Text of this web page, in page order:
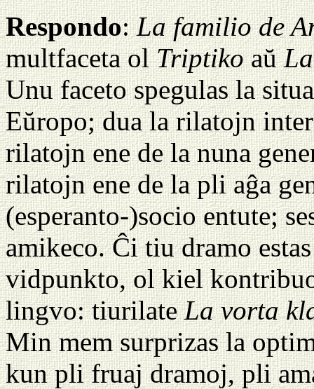
Respondo:La familio de
multfaceta olTriptikoaŭ
Unu faceto spegulas la
Eŭropo; dua la rilatojn
rilatojn ene de la nuna
rilatojn ene de la pli aĝa
(esperanto-)socio entute;
amikeco. Ĉi tiu dramo
vidpunkto, ol kiel
lingvo: tiurilateLa vorta
Min mem surprizas la
kun pli fruaj dramoj, pli